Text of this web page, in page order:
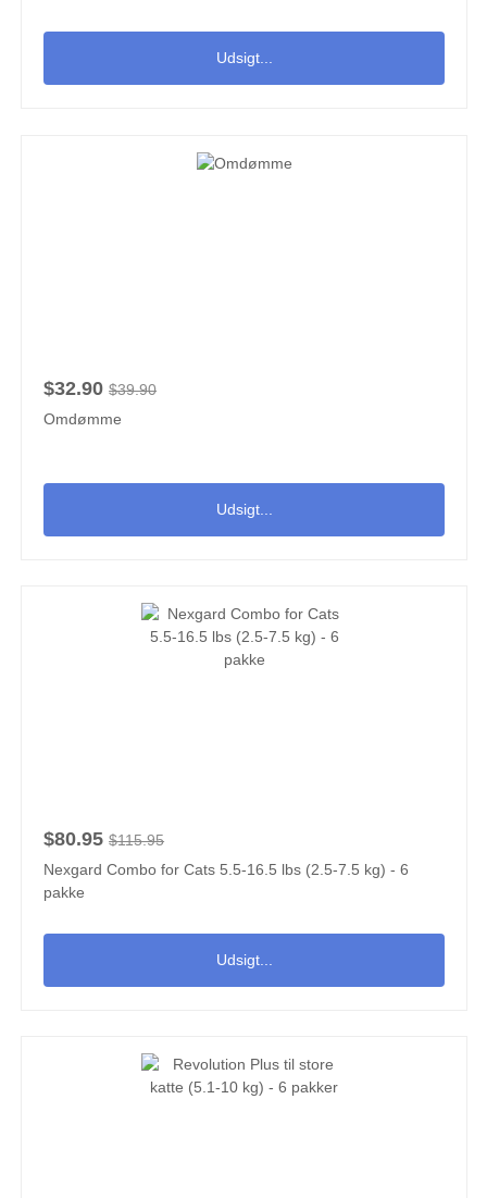
Udsigt...
$32.90 $39.90
Omdømme
Udsigt...
$80.95 $115.95
Nexgard Combo for Cats 5.5-16.5 lbs (2.5-7.5 kg) - 6
pakke
Udsigt...